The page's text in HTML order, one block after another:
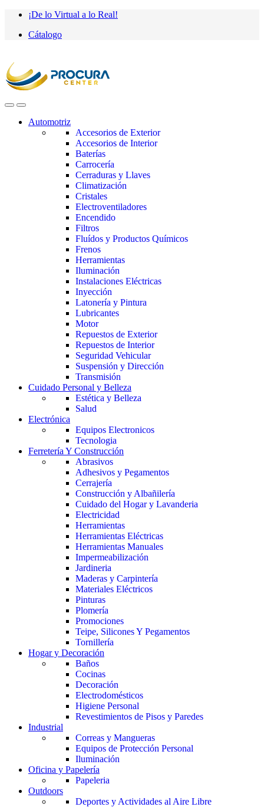
Saltar
navegación
saltar
contenido
¡De lo Virtual a lo Real!
Cátalogo
Automotriz
Accesorios de Exterior
Accesorios de Interior
Baterías
Carrocería
Cerraduras y Llaves
Climatización
Cristales
Electroventiladores
Encendido
Filtros
Fluídos y Productos Químicos
Frenos
Herramientas
Iluminación
Instalaciones Eléctricas
Inyección
Latonería y Pintura
Lubricantes
Motor
Repuestos de Exterior
Repuestos de Interior
Seguridad Vehicular
Suspensión y Dirección
Transmisión
Cuidado Personal y Belleza
Estética y Belleza
Salud
Electrónica
Equipos Electronicos
Tecnologia
Ferretería Y Construcción
Abrasivos
Adhesivos y Pegamentos
Cerrajería
Construcción y Albañilería
Cuidado del Hogar y Lavanderia
Electricidad
Herramientas
Herramientas Eléctricas
Herramientas Manuales
Impermeabilización
Jardineria
Maderas y Carpintería
Materiales Eléctricos
Pinturas
Plomería
Promociones
Teipe, Silicones Y Pegamentos
Tornillería
Hogar y Decoración
Baños
Cocinas
Decoración
Electrodomésticos
Higiene Personal
Revestimientos de Pisos y Paredes
Industrial
Correas y Mangueras
Equipos de Protección Personal
Iluminación
Oficina y Papelería
Papeleria
Outdoors
Deportes y Actividades al Aire Libre